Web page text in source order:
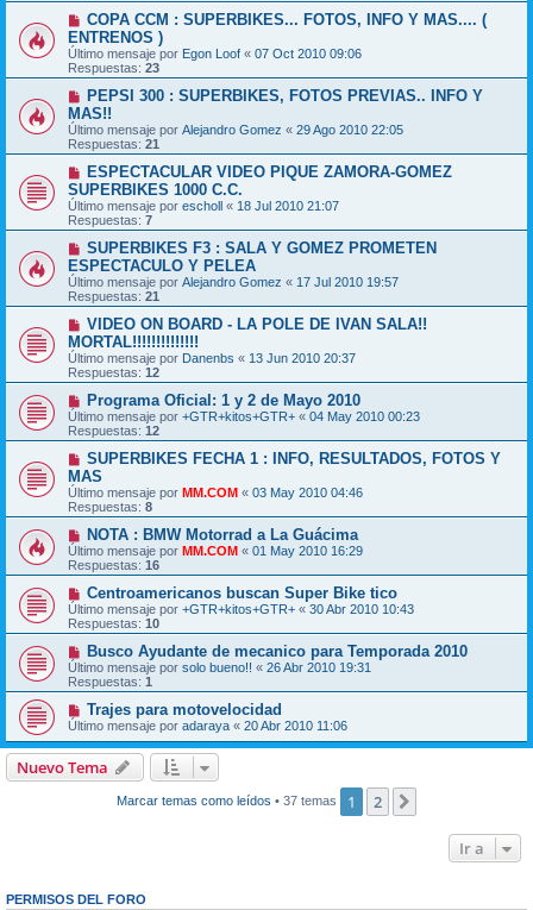
COPA CCM : SUPERBIKES... FOTOS, INFO Y MAS.... (
ENTRENOS )
Último mensaje por Egon Loof « 07 Oct 2010 09:06
Respuestas: 23
PEPSI 300 : SUPERBIKES, FOTOS PREVIAS.. INFO Y
MAS!!
Último mensaje por Alejandro Gomez « 29 Ago 2010 22:05
Respuestas: 21
ESPECTACULAR VIDEO PIQUE ZAMORA-GOMEZ
SUPERBIKES 1000 C.C.
Último mensaje por escholl « 18 Jul 2010 21:07
Respuestas: 7
SUPERBIKES F3 : SALA Y GOMEZ PROMETEN
ESPECTACULO Y PELEA
Último mensaje por Alejandro Gomez « 17 Jul 2010 19:57
Respuestas: 21
VIDEO ON BOARD - LA POLE DE IVAN SALA!!
MORTAL!!!!!!!!!!!!!!
Último mensaje por Danenbs « 13 Jun 2010 20:37
Respuestas: 12
Programa Oficial: 1 y 2 de Mayo 2010
Último mensaje por +GTR+kitos+GTR+ « 04 May 2010 00:23
Respuestas: 12
SUPERBIKES FECHA 1 : INFO, RESULTADOS, FOTOS Y
MAS
Último mensaje por MM.COM « 03 May 2010 04:46
Respuestas: 8
NOTA : BMW Motorrad a La Guácima
Último mensaje por MM.COM « 01 May 2010 16:29
Respuestas: 16
Centroamericanos buscan Super Bike tico
Último mensaje por +GTR+kitos+GTR+ « 30 Abr 2010 10:43
Respuestas: 10
Busco Ayudante de mecanico para Temporada 2010
Último mensaje por solo bueno!! « 26 Abr 2010 19:31
Respuestas: 1
Trajes para motovelocidad
Último mensaje por adaraya « 20 Abr 2010 11:06
Nuevo Tema
Marcar temas como leídos • 37 temas 1 2
Ir a
PERMISOS DEL FORO